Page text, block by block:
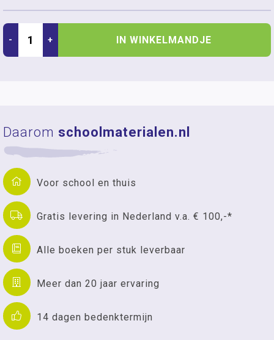
- + IN WINKELMANDJE
Daarom schoolmaterialen.nl
Voor school en thuis
Gratis levering in Nederland v.a. € 100,-*
Alle boeken per stuk leverbaar
Meer dan 20 jaar ervaring
14 dagen bedenktermijn